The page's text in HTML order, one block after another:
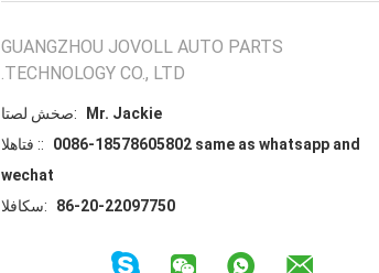
GUANGZHOU JOVOLL AUTO PARTS
TECHNOLOGY CO., LTD.
اتصل شخص:
Mr. Jackie
الهاتف ::
0086-18578605802 same as whatsapp and
wechat
الفاكس:
86-20-22097750